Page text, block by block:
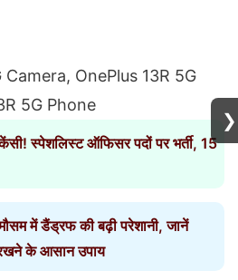
Camera, OnePlus 13R 5G
5G Phone
स्पेशलिस्ट ऑफिसर पदों पर भर्ती, 15
में डैंड्रफ की बढ़ी परेशानी, जानें
के आसान उपाय
❯